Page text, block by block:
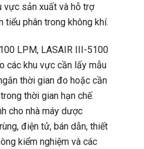
vực sản xuất và hỗ trợ
tiểu phân trong không khí.
LPM, LASAIR III-5100
các khu vực cần lấy mẫu
thời gian đo hoặc cần
thời gian hạn chế.
cho nhà máy dược
điện tử, bán dẫn, thiết
kiểm nghiệm và các